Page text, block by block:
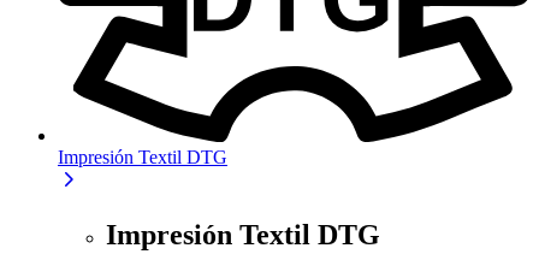
Impresión Textil DTG
Impresión Textil DTG